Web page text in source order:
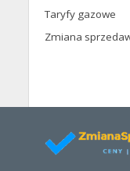
Taryfy gazowe
Zmiana